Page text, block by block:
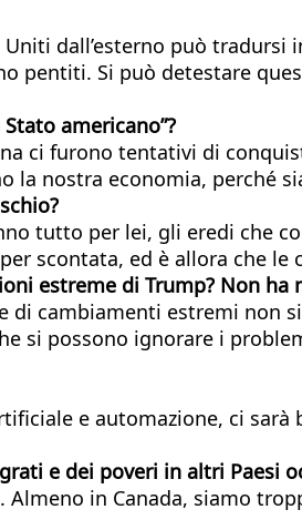
dall’esterno può
pentiti. Si può detestare
americano”?
ci furono tentativi di
la nostra economia, perché
tutto per lei, gli eredi che
scontata, ed è allora che le
estreme di Trump? Non ha
cambiamenti estremi non
si possono ignorare i
e automazione, ci
e dei poveri in altri Paesi
in Canada, siamo